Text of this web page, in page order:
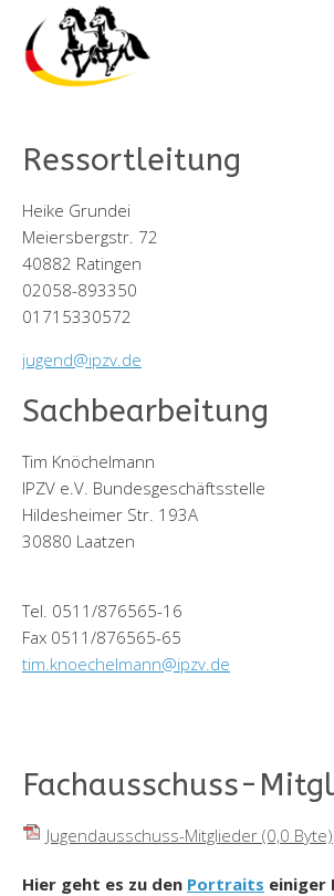
Ressortleitung
Heike Grundei
Meiersbergstr. 72
40882 Ratingen
02058-893350
01715330572
jugend@ipzv.de
Sachbearbeitung
Tim Knöchelmann
IPZV e.V. Bundesgeschäftsstelle
Hildesheimer Str. 193A
30880 Laatzen
Tel. 0511/876565-16
Fax 0511/876565-65
tim.knoechelmann@ipzv.de
Fachausschuss-
Jugendausschuss-Mitglieder (0,0 Byte)
Hier geht es zu den Portraits einiger